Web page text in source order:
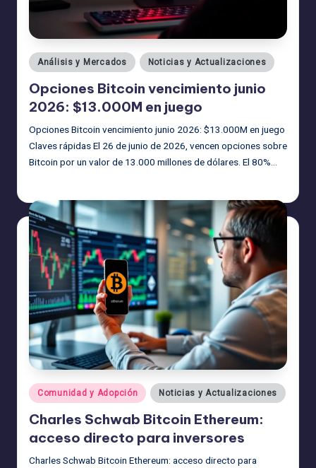
Publicado
en
Análisis y Mercados Noticias y Actualizaciones
Opciones Bitcoin vencimiento junio
2026: $13.000M en juego
Opciones Bitcoin vencimiento junio 2026: $13.000M en juego
Claves rápidas El 26 de junio de 2026, vencen opciones sobre
Bitcoin por un valor de 13.000 millones de dólares. El 80%…
Publicado
en
Comunidad y Adopción Noticias y Actualizaciones
Charles Schwab Bitcoin Ethereum:
acceso directo para inversores
Charles Schwab Bitcoin Ethereum: acceso directo para